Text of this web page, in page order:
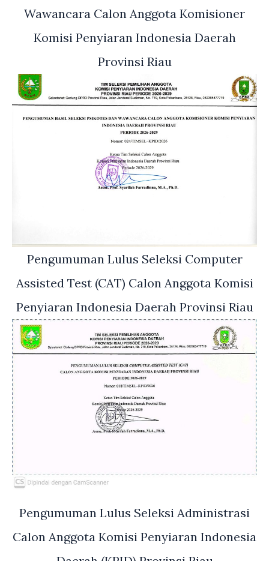
Wawancara Calon Anggota Komisioner
Komisi Penyiaran Indonesia Daerah
Provinsi Riau
Pengumuman Lulus Seleksi Computer
Assisted Test (CAT) Calon Anggota Komisi
Penyiaran Indonesia Daerah Provinsi Riau
Pengumuman Lulus Seleksi Administrasi
Calon Anggota Komisi Penyiaran Indonesia